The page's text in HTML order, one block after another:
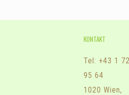
KONTAKT
Tel: +43 1
95 64
1020 Wien,